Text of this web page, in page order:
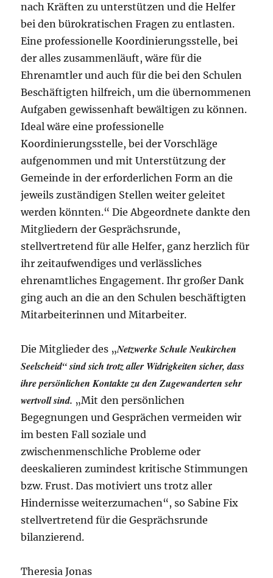
nach Kräften zu unterstützen und die Helfer
bei den bürokratischen Fragen zu entlasten.
Eine professionelle Koordinierungsstelle, bei
der alles zusammenläuft, wäre für die
Ehrenamtler und auch für die bei den Schulen
Beschäftigten hilfreich, um die übernommenen
Aufgaben gewissenhaft bewältigen zu können.
Ideal wäre eine professionelle
Koordinierungsstelle, bei der Vorschläge
aufgenommen und mit Unterstützung der
Gemeinde in der erforderlichen Form an die
jeweils zuständigen Stellen weiter geleitet
werden könnten.“ Die Abgeordnete dankte den
Mitgliedern der Gesprächsrunde,
stellvertretend für alle Helfer, ganz herzlich für
ihr zeitaufwendiges und verlässliches
ehrenamtliches Engagement. Ihr großer Dank
ging auch an die an den Schulen beschäftigten
Mitarbeiterinnen und Mitarbeiter.
Die Mitglieder des „Netzwerke Schule Neukirchen
Seelscheid“ sind sich trotz aller Widrigkeiten sicher, dass
ihre persönlichen Kontakte zu den Zugewanderten sehr
wertvoll sind. „Mit den persönlichen
Begegnungen und Gesprächen vermeiden wir
im besten Fall soziale und
zwischenmenschliche Probleme oder
deeskalieren zumindest kritische Stimmungen
bzw. Frust. Das motiviert uns trotz aller
Hindernisse weiterzumachen“, so Sabine Fix
stellvertretend für die Gesprächsrunde
bilanzierend.
Theresia Jonas